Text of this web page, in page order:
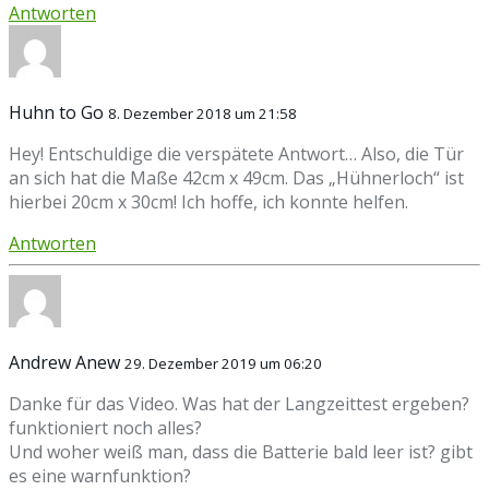
Antworten
Huhn to Go 8. Dezember 2018 um 21:58
Hey! Entschuldige die verspätete Antwort… Also, die Tür
an sich hat die Maße 42cm x 49cm. Das „Hühnerloch“ ist
hierbei 20cm x 30cm! Ich hoffe, ich konnte helfen.
Antworten
Andrew Anew 29. Dezember 2019 um 06:20
Danke für das Video. Was hat der Langzeittest ergeben?
funktioniert noch alles?
Und woher weiß man, dass die Batterie bald leer ist? gibt
es eine warnfunktion?